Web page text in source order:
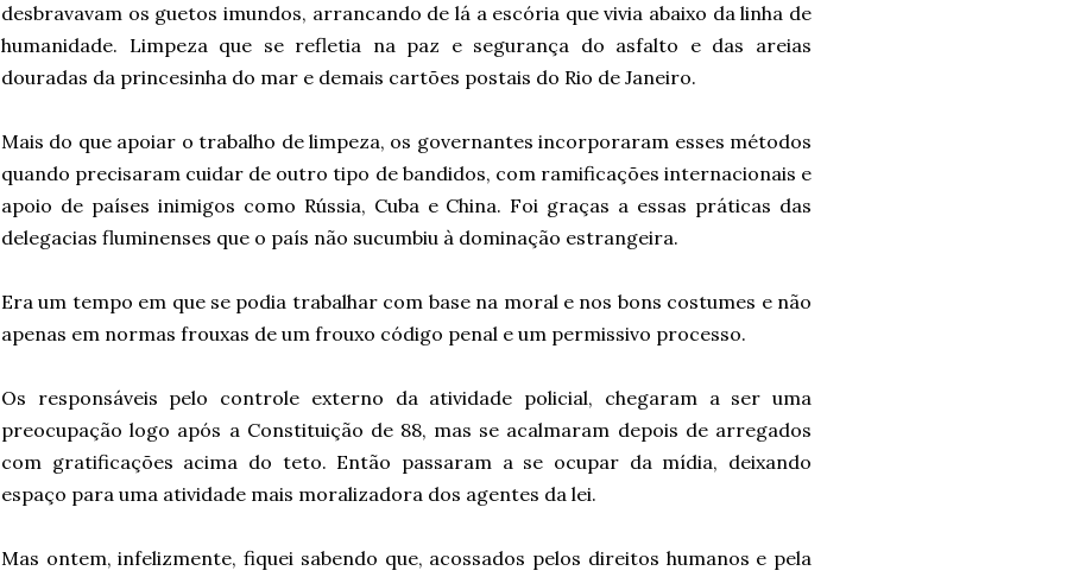
desbravavam os guetos imundos, arrancando de lá a escória que vivia abaixo da linha de
humanidade. Limpeza que se refletia na paz e segurança do asfalto e das areias
douradas da princesinha do mar e demais cartões postais do Rio de Janeiro.
Mais do que apoiar o trabalho de limpeza, os governantes incorporaram esses métodos
quando precisaram cuidar de outro tipo de bandidos, com ramificações internacionais e
apoio de países inimigos como Rússia, Cuba e China. Foi graças a essas práticas das
delegacias fluminenses que o país não sucumbiu à dominação estrangeira.
Era um tempo em que se podia trabalhar com base na moral e nos bons costumes e não
apenas em normas frouxas de um frouxo código penal e um permissivo processo.
Os responsáveis pelo controle externo da atividade policial, chegaram a ser uma
preocupação logo após a Constituição de 88, mas se acalmaram depois de arregados
com gratificações acima do teto. Então passaram a se ocupar da mídia, deixando
espaço para uma atividade mais moralizadora dos agentes da lei.
Mas ontem, infelizmente, fiquei sabendo que, acossados pelos direitos humanos e pela